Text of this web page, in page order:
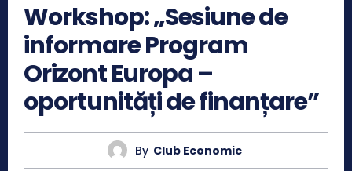
Workshop: „Sesiune de
informare Program
Orizont Europa –
oportunități de finanțare”
By Club Economic